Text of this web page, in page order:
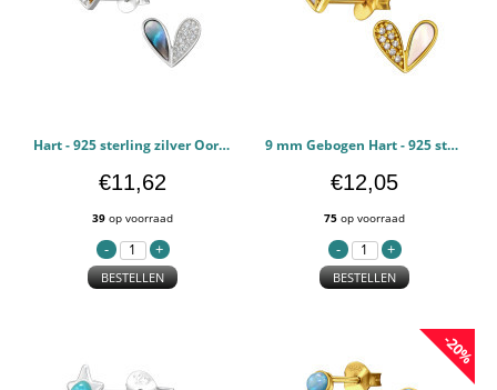
Hart - 925 sterling zilver Oorstekers Halfedelsteen PCJW50103
€11,62
39 op voorraad
BESTELLEN
9 mm Gebogen Hart - 925 sterling zilver Oorstekers Halfedelsteen PCJW50102
€12,05
75 op voorraad
BESTELLEN
-20%